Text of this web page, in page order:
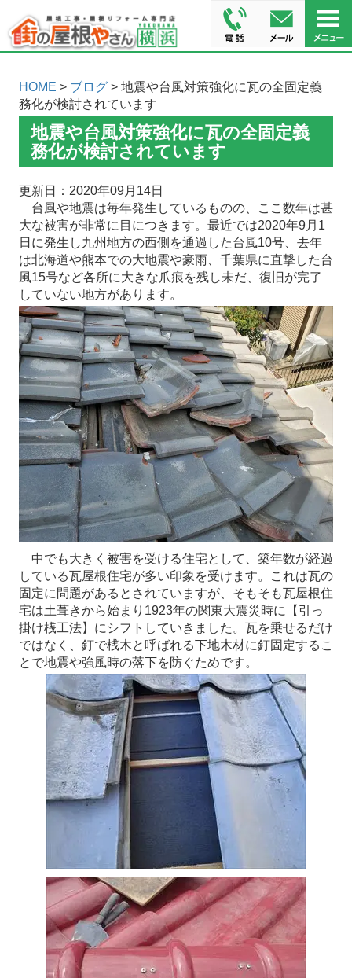
HOME > ブログ> 地震や台風対策強化に瓦の全固定義
務化が検討されています
地震や台風対策強化に瓦の全固定義
務化が検討されています
更新日：2020年09月14日
台風や地震は毎年発生しているものの、ここ数年は甚
大な被害が非常に目につきます。最近では2020年9月1
日に発生し九州地方の西側を通過した台風10号、去年
は北海道や熊本での大地震や豪雨、千葉県に直撃した台
風15号など各所に大きな爪痕を残し未だ、復旧が完了
していない地方があります。
中でも大きく被害を受ける住宅として、築年数が経過
している瓦屋根住宅が多い印象を受けます。これは瓦の
固定に問題があるとされていますが、そもそも瓦屋根住
宅は土葺きから始まり1923年の関東大震災時に【引っ
掛け桟工法】にシフトしていきました。瓦を乗せるだけ
ではなく、釘で桟木と呼ばれる下地木材に釘固定するこ
とで地震や強風時の落下を防ぐためです。